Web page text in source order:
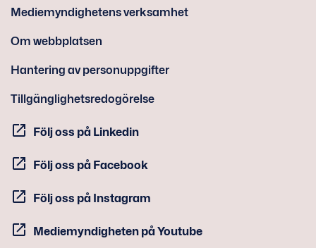
Mediemyndighetens verksamhet
Om webbplatsen
Hantering av personuppgifter
Tillgänglighetsredogörelse
Följ oss på Linkedin
Följ oss på Facebook
Följ oss på Instagram
Mediemyndigheten på Youtube